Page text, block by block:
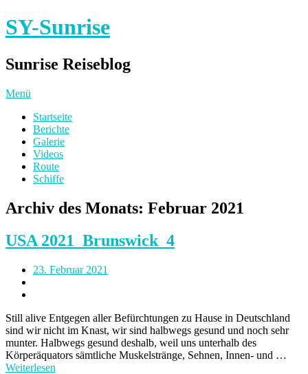
SY-Sunrise
Sunrise Reiseblog
Menü
Startseite
Berichte
Galerie
Videos
Route
Schiffe
Archiv des Monats: Februar 2021
USA 2021_Brunswick_4
23. Februar 2021
Still alive Entgegen aller Befürchtungen zu Hause in Deutschland
sind wir nicht im Knast, wir sind halbwegs gesund und noch sehr
munter. Halbwegs gesund deshalb, weil uns unterhalb des
Körperäquators sämtliche Muskelstränge, Sehnen, Innen- und …
Weiterlesen